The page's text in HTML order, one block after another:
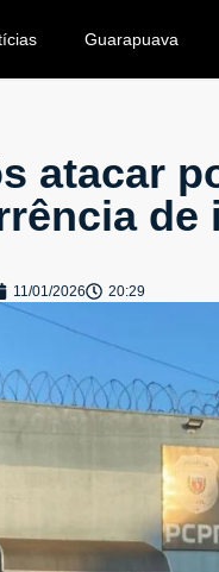
Guarapuava
atacar
de
11/01/2026 20:29